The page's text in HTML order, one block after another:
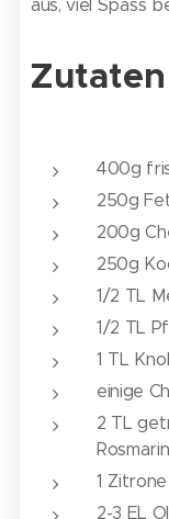
aus, viel Spass
Zutaten
400g
250g
200g
250g
1/2 TL
1/2 TL
1 TL
einige
2 TL
1 Zitrone
2-3 EL